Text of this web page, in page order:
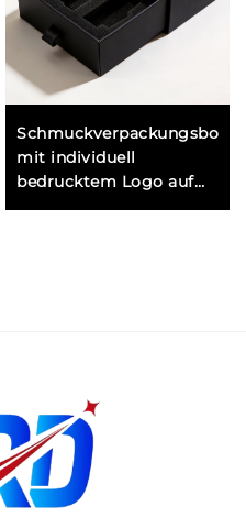
Schmuckverpackungsbox
mit individuell
bedrucktem Logo auf
einer stabilen Box oder